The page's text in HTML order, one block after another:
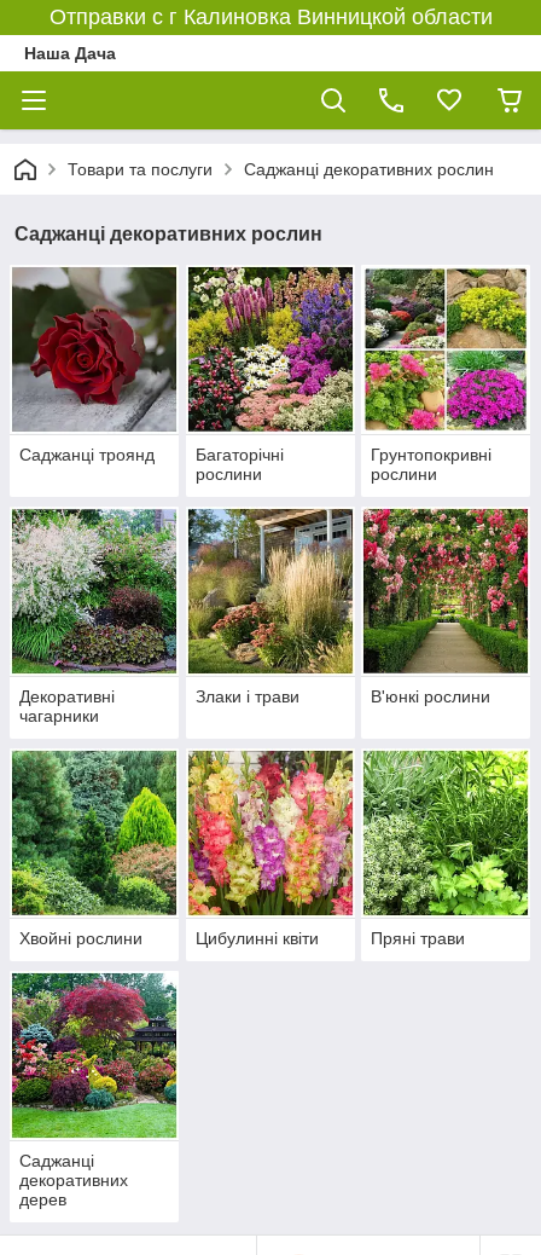
Отправки с г Калиновка Винницкой области
Наша Дача
Товари та послуги Саджанці декоративних рослин
Саджанці декоративних рослин
Саджанці троянд
Багаторічні
рослини
Грунтопокривні
рослини
Декоративні
чагарники
Злаки і трави В'юнкі рослини
Хвойні рослини Цибулинні квіти Пряні трави
Саджанці
декоративних
дерев